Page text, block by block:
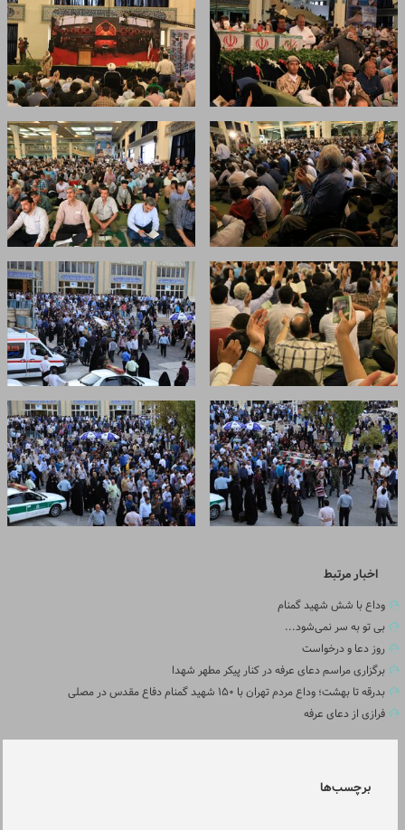
اخبار مرتبط
وداع با شش شهید گمنام
بی تو به سر نمی‌شود...
روز دعا و درخواست
برگزاری مراسم دعای عرفه در کنار پیکر مطهر شهدا
بدرقه تا بهشت؛ وداع مردم تهران با ۱۵۰ شهید گمنام دفاع مقدس در مصلی
فرازی از دعای عرفه
برچسب‌ها